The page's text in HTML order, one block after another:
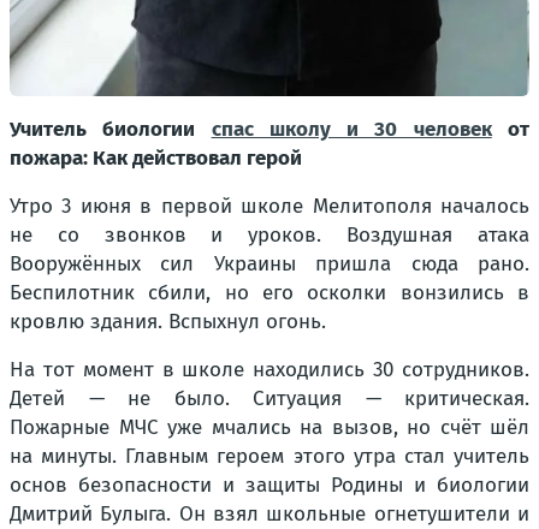
Учитель биологии спас школу и 30 человекот
пожара: Как действовал герой
Утро 3 июня в первой школе Мелитополя началось
не со звонков и уроков. Воздушная атака
Вооружённых сил Украины пришла сюда рано.
Беспилотник сбили, но его осколки вонзились в
кровлю здания. Вспыхнул огонь.
На тот момент в школе находились 30 сотрудников.
Детей — не было. Ситуация — критическая.
Пожарные МЧС уже мчались на вызов, но счёт шёл
на минуты. Главным героем этого утра стал учитель
основ безопасности и защиты Родины и биологии
Дмитрий Булыга. Он взял школьные огнетушители и